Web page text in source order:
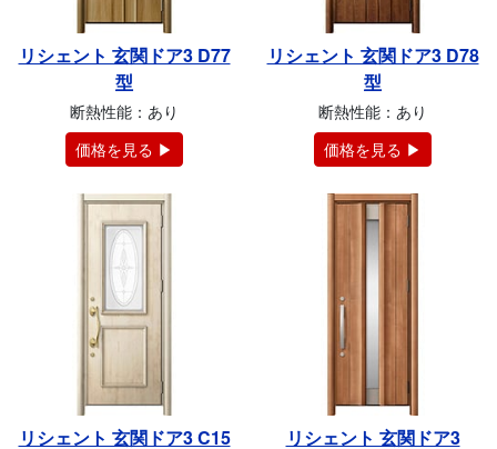
リシェント 玄関ドア3 D77
型
断熱性能：あり
価格を見る ▶
リシェント 玄関ドア3 D78
型
断熱性能：あり
価格を見る ▶
リシェント 玄関ドア3 C15
リシェント 玄関ドア3